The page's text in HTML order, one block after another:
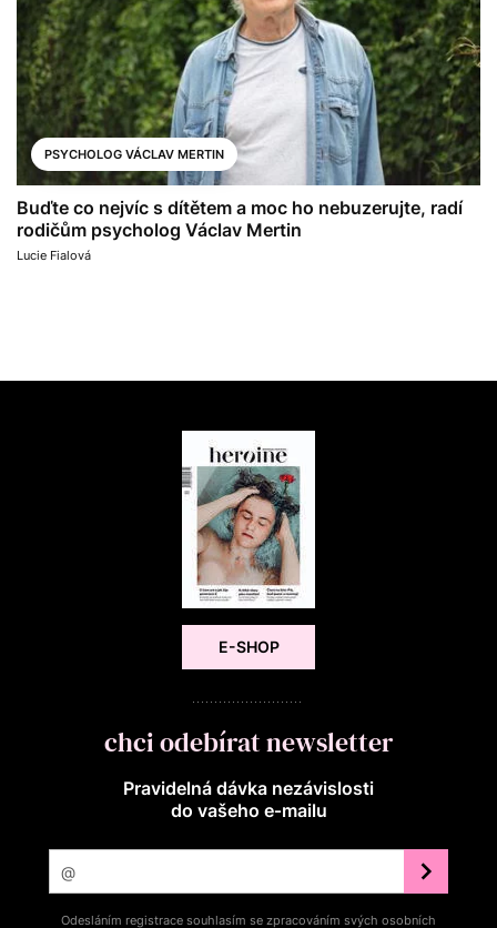
PSYCHOLOG VÁCLAV MERTIN
Buďte co nejvíc s dítětem a moc ho nebuzerujte, radí
rodičům psycholog Václav Mertin
Lucie Fialová
E-SHOP
chci odebírat newsletter
Pravidelná dávka nezávislosti
do vašeho e‑mailu
Odesláním registrace souhlasím se zpracováním svých osobních